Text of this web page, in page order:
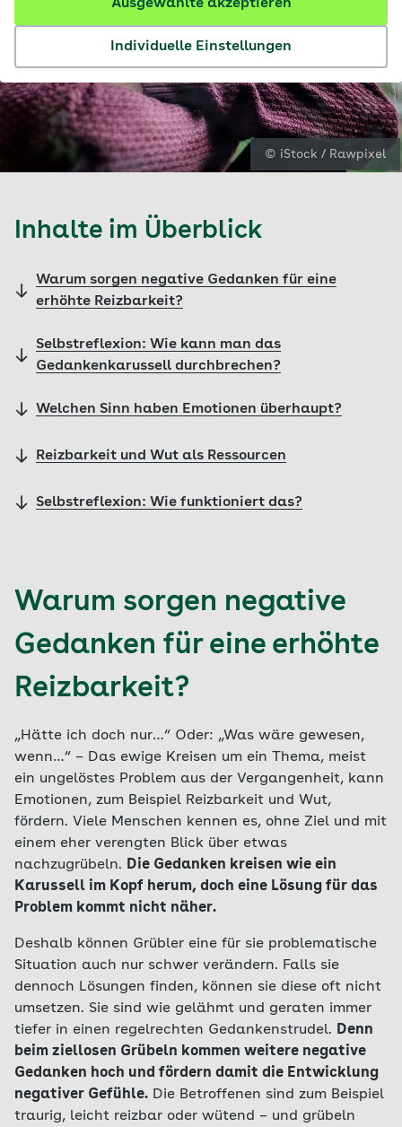
Individuelle Einstellungen
Ausgewählte akzeptieren
© iStock / Rawpixel
Inhalte im Überblick
Warum sorgen negative Gedanken für eine
erhöhte Reizbarkeit?
Selbstreflexion: Wie kann man das
Gedankenkarussell durchbrechen?
Welchen Sinn haben Emotionen überhaupt?
Reizbarkeit und Wut als Ressourcen
Selbstreflexion: Wie funktioniert das?
Warum sorgen negative
Gedanken für eine erhöhte
Reizbarkeit?
„Hätte ich doch nur…“ Oder: „Was wäre gewesen,
wenn…“ – Das ewige Kreisen um ein Thema, meist
ein ungelöstes Problem aus der Vergangenheit, kann
Emotionen, zum Beispiel Reizbarkeit und Wut,
fördern. Viele Menschen kennen es, ohne Ziel und mit
einem eher verengten Blick über etwas
nachzugrübeln. Die Gedanken kreisen wie ein
Karussell im Kopf herum, doch eine Lösung für das
Problem kommt nicht näher.
Deshalb können Grübler eine für sie problematische
Situation auch nur schwer verändern. Falls sie
dennoch Lösungen finden, können sie diese oft nicht
umsetzen. Sie sind wie gelähmt und geraten immer
tiefer in einen regelrechten Gedankenstrudel. Denn
beim ziellosen Grübeln kommen weitere negative
Gedanken hoch und fördern damit die Entwicklung
negativer Gefühle. Die Betroffenen sind zum Beispiel
traurig, leicht reizbar oder wütend – und grübeln